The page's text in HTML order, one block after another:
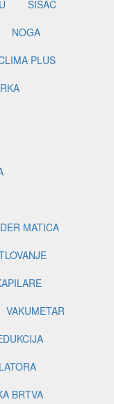
ŠIŠAČ
NOGA
PLUS
MATICA
VAKUMETAR
BRTVA